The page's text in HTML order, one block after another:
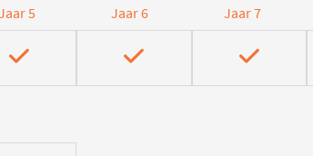
5 Jaar 6 Jaar 7